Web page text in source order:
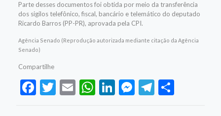
Parte desses documentos foi obtida por meio da transferência
dos sigilos telefônico, fiscal, bancário e telemático do deputado
Ricardo Barros (PP-PR), aprovada pela CPI.
Agência Senado (Reprodução autorizada mediante citação da Agência
Senado)
Compartilhe
Facebook
Twitter
EmailWhatsApp
LinkedIn
Messenger
Telegram
Share